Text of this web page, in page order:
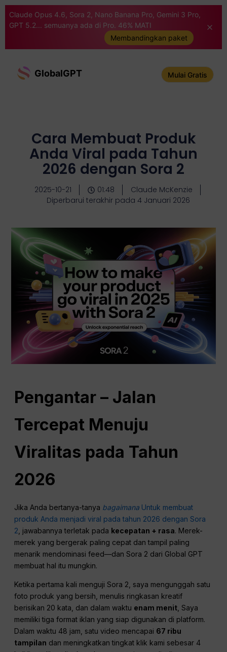
Claude Opus 4.6, Sora 2, Nano Banana Pro, Gemini 3 Pro,
GPT 5.2... semuanya ada di Pro. 46% MATI
Membandingkan paket
GlobalGPT Mulai Gratis
Cara Membuat Produk
Anda Viral pada Tahun
2026 dengan Sora 2
2025-10-21 01:48
Claude McKenzie
Diperbarui terakhir pada 4 Januari 2026
Pengantar – Jalan
Tercepat Menuju
Viralitas pada Tahun
2026
Jika Anda bertanya-tanya bagaimana Untuk membuat
produk Anda menjadi viral pada tahun 2026 dengan Sora
2 , jawabannya terletak pada kecepatan + rasa. Merek-
merek yang bergerak paling cepat dan tampil paling
menarik mendominasi feed—dan Sora 2 dari Global GPT
membuat hal itu mungkin.
Ketika pertama kali menguji Sora 2, saya mengunggah satu
foto produk yang bersih, menulis ringkasan kreatif
berisikan 20 kata, dan dalam waktu enam menit , Saya
memiliki tiga format iklan yang siap digunakan di platform.
Dalam waktu 48 jam, satu video mencapai 67 ribu
tampilan dan meningkatkan tingkat klik kami sebesar 4